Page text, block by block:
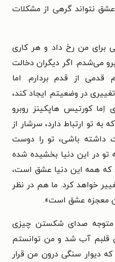
نتواند گرهی از مشکلات
برای من رخ داد و هر کاری
می‌شدم. اگر دیگران دخالت
قدمی از قدم بردارم. اما
در وضعیتم ایجاد کند،
اِما کورتیس هاپکینز روبرو
تو ارتباط دارد، سرشار از
باشی، تو را دوست
در این دنیا بخشیده شده
که همه این دنیا عشق است،
خواهد کرد. ما هم در نظر
معجزه عشق است».
متوجه صدای شکستن چیزی
قلبم آب شد و من توانستم
دیوار سنگی درون من قرار